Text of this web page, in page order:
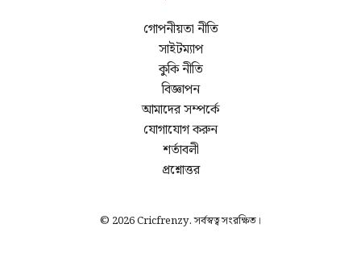
গোপনীয়তা নীতি
সাইটম্যাপ
কুকি নীতি
বিজ্ঞাপন
আমাদের সম্পর্কে
যোগাযোগ করুন
শর্তাবলী
প্রশ্নোত্তর
© 2026 Cricfrenzy. সর্বস্বত্ব সংরক্ষিত।